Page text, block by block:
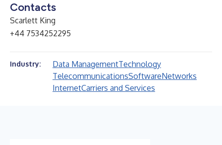
Contacts
Scarlett King
+44 7534252295
Industry: Data ManagementTechnology
TelecommunicationsSoftwareNetworks
InternetCarriers and Services